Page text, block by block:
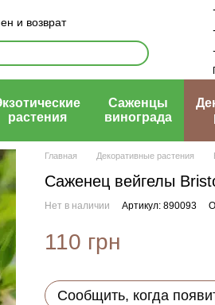
и возврат
растения
Саженцы
винограда
Главная Декоративные растения
Саженец вейгелы
Нет в наличии Артикул: 890093
110 грн
Сообщить, когда